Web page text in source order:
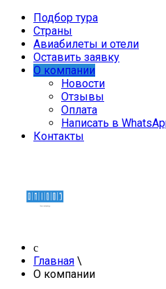
Подбор тура
Страны
Авиабилеты и отели
Оставить заявку
О компании
Новости
Отзывы
Оплата
Написать в
Контакты
Главная \
О компании